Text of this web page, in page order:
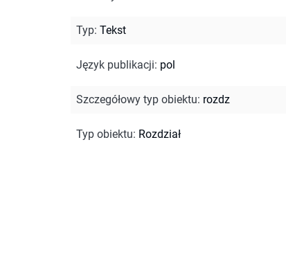
Typ: Tekst
Język publikacji: pol
Szczegółowy typ obiektu: rozdz
Typ obiektu: Rozdział